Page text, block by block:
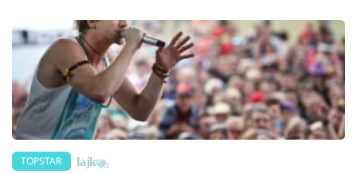
TOPSTAR